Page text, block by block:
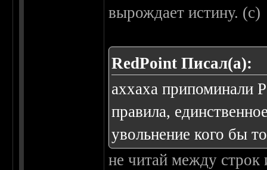
вырождает истину. (с)
RedPoint Писал(а):
аххаха припоминали
правила,
увольнение кого бы
не читай между строк